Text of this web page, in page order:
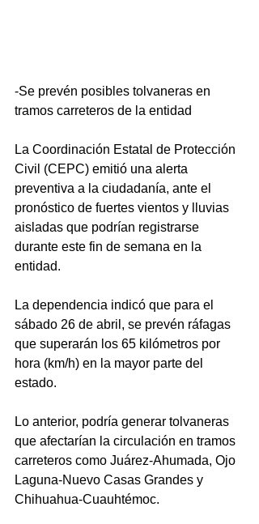
-Se prevén posibles tolvaneras en
tramos carreteros de la entidad
La Coordinación Estatal de Protección
Civil (CEPC) emitió una alerta
preventiva a la ciudadanía, ante el
pronóstico de fuertes vientos y lluvias
aisladas que podrían registrarse
durante este fin de semana en la
entidad.
La dependencia indicó que para el
sábado 26 de abril, se prevén ráfagas
que superarán los 65 kilómetros por
hora (km/h) en la mayor parte del
estado.
Lo anterior, podría generar tolvaneras
que afectarían la circulación en tramos
carreteros como Juárez-Ahumada, Ojo
Laguna-Nuevo Casas Grandes y
Chihuahua-Cuauhtémoc.